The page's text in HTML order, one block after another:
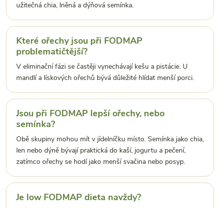
užitečná chia, lněná a dýňová semínka.
Které ořechy jsou při FODMAP
problematičtější?
V eliminační fázi se častěji vynechávají kešu a pistácie. U
mandlí a lískových ořechů bývá důležité hlídat menší porci.
Jsou při FODMAP lepší ořechy, nebo
semínka?
Obě skupiny mohou mít v jídelníčku místo. Semínka jako chia,
len nebo dýně bývají praktická do kaší, jogurtu a pečení,
zatímco ořechy se hodí jako menší svačina nebo posyp.
Je low FODMAP dieta navždy?